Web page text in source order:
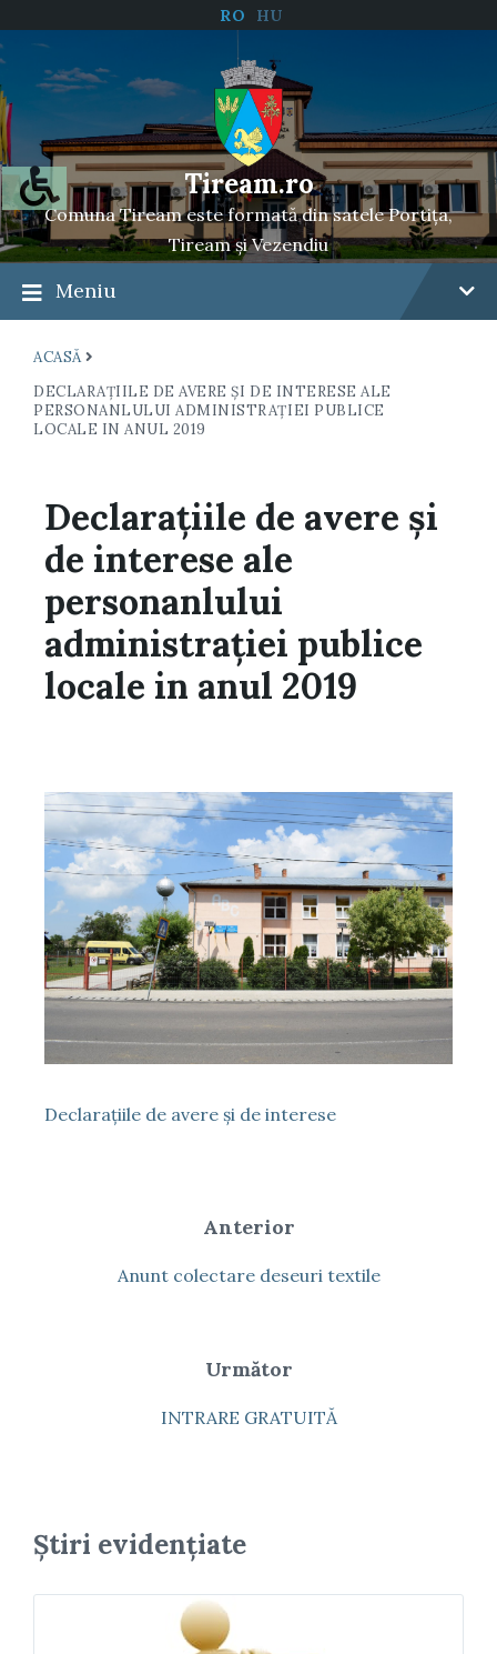
RO HU
Tiream.ro
Comuna Tiream este formată din satele Portița,
Tiream și Vezendiu
Meniu
ACASĂ
DECLARAŢIILE DE AVERE ŞI DE INTERESE ALE
PERSONANLULUI ADMINISTRAŢIEI PUBLICE
LOCALE IN ANUL 2019
Declaraţiile de avere şi
de interese ale
personanlului
administraţiei publice
locale in anul 2019
Declaraţiile de avere şi de interese
Anterior
Anunt colectare deseuri textile
Următor
INTRARE GRATUITĂ
Știri evidențiate